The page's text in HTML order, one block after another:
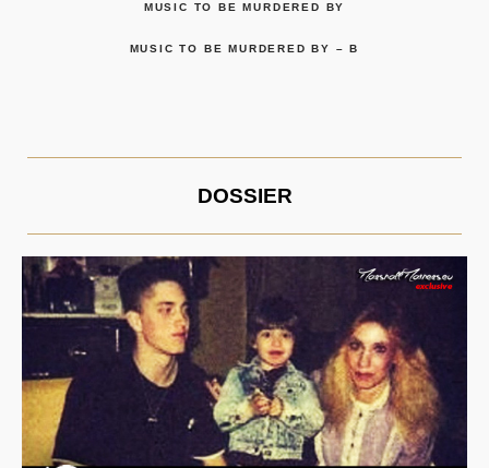
MUSIC TO BE MURDERED BY
MUSIC TO BE MURDERED BY – B
DOSSIER